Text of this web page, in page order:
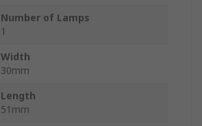
Number of Lamps
1
Width
30mm
Length
51mm